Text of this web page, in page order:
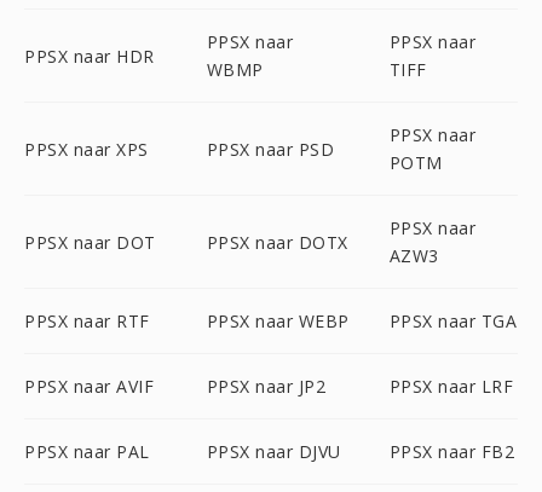
PPSX naar HDR
PPSX naar
WBMP
PPSX naar
TIFF
PPSX naar XPS PPSX naar PSD
PPSX naar
POTM
PPSX naar DOT PPSX naar DOTX
PPSX naar
AZW3
PPSX naar RTF PPSX naar WEBP PPSX naar TGA
PPSX naar AVIF PPSX naar JP2 PPSX naar LRF
PPSX naar PAL PPSX naar DJVU PPSX naar FB2